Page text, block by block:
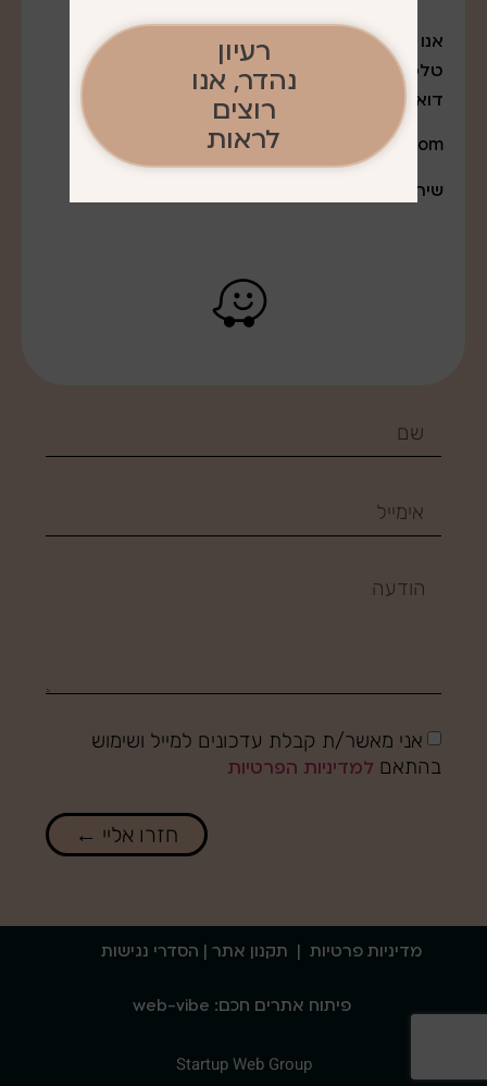
אנו נמצאים במודיעין עלית
טלפון: 052-7643888
דואר אלקטרוני:
q0527643888@gmail.com
שירות משלוחים לרב חלקי הארץ
אני מאשר/ת קבלת עדכונים למייל ושימוש
בהתאם למדיניות הפרטיות
חזרו אליי ←
מדיניות פרטיות | תקנון אתר | הסדרי נגישות
פיתוח אתרים חכם: web-vibe
Startup Web Group
רעיון
נהדר, אנו
רוצים
לראות